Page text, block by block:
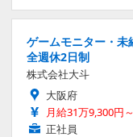
ゲームモニター・未
全週休2日制
株式会社大斗
大阪府
月給31万9,300円
正社員